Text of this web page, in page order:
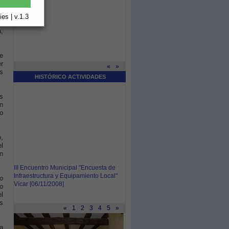
| v.1.3
« »
HISTÓRICO ACTIVIDADES
III Encuentro Municipal "Encuesta de
Infraestructura y Equipamiento Local"
Vícar [06/11/2008]
« 1 2 3 4 5 »